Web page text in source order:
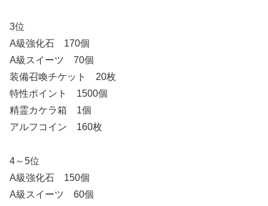
3位
A級強化石 170個
A級スイーツ 70個
装備召喚チケット 20枚
特性ポイント 1500個
精霊カケラ箱 1個
アルフコイン 160枚
4～5位
A級強化石 150個
A級スイーツ 60個